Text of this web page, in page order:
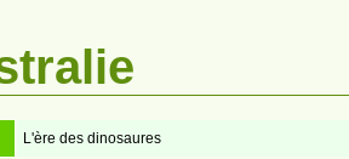
L'ère des dinosaures